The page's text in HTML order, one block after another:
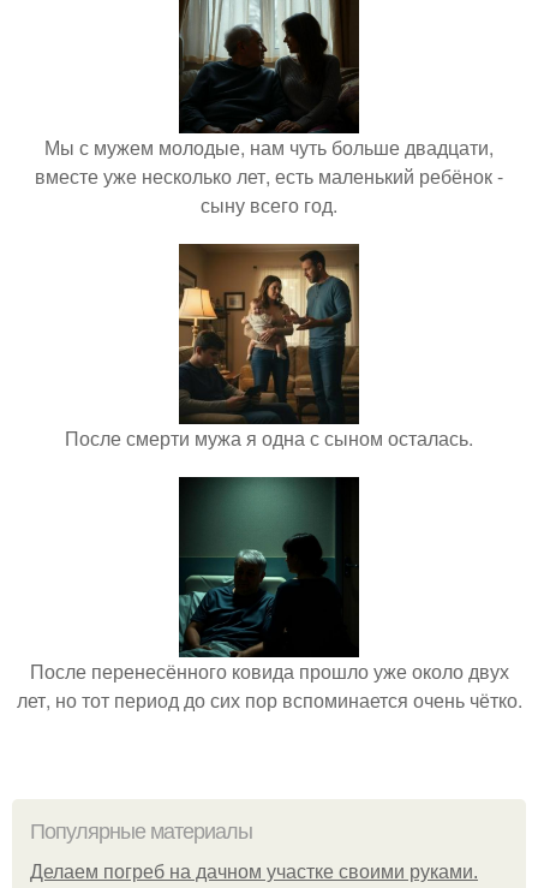
Мы с мужем молодые, нам чуть больше двадцати,
вместе уже несколько лет, есть маленький ребёнок -
сыну всего год.
После смерти мужа я одна с сыном осталась.
После перенесённого ковида прошло уже около двух
лет, но тот период до сих пор вспоминается очень чётко.
Популярные материалы
Делаем погреб на дачном участке своими руками.